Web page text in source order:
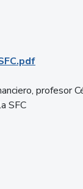
profesor
SFC